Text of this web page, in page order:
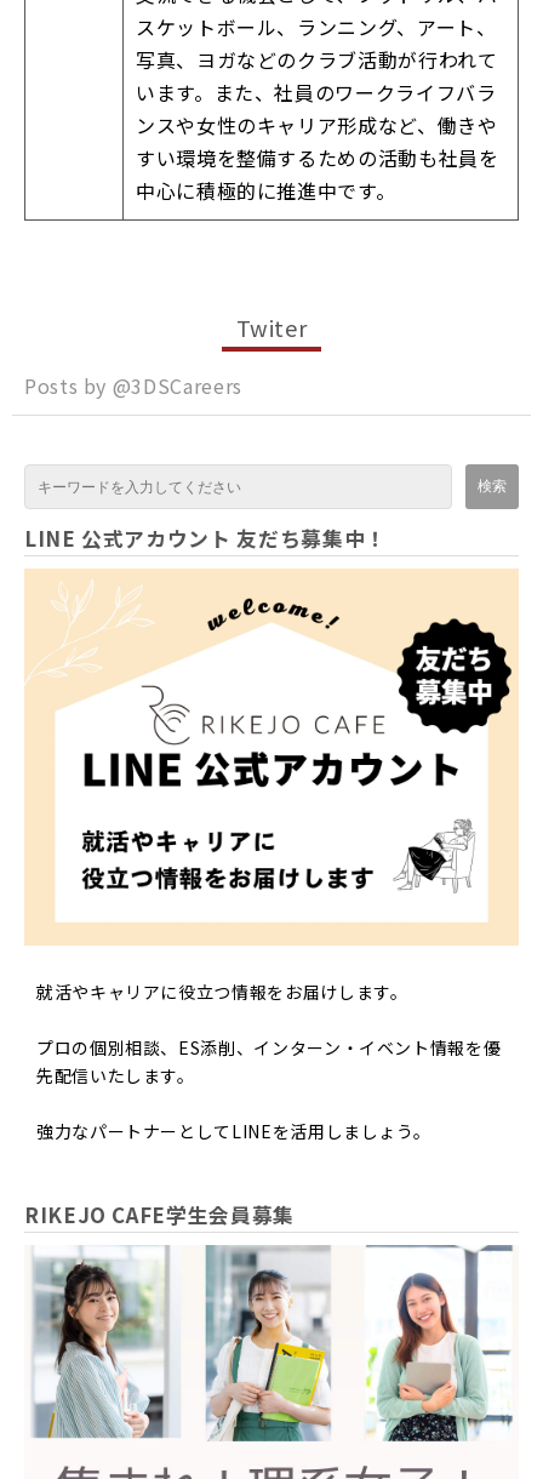
スケットボール、ランニング、アート、
写真、ヨガなどのクラブ活動が行われて
います。また、社員のワークライフバラ
ンスや女性のキャリア形成など、働きや
すい環境を整備するための活動も社員を
中心に積極的に推進中です。
Twiter
Posts by @3DSCareers
LINE 公式アカウント 友だち募集中！
就活やキャリアに役立つ情報をお届けします。
プロの個別相談、ES添削、インターン・イベント情報を優
先配信いたします。
強力なパートナーとしてLINEを活用しましょう。
RIKEJO CAFE学生会員募集